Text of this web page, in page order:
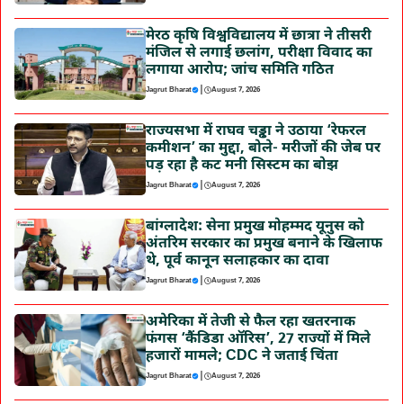
मेरठ कृषि विश्वविद्यालय में छात्रा ने तीसरी
मंजिल से लगाई छलांग, परीक्षा विवाद का
लगाया आरोप; जांच समिति गठित
Jagrut Bharat | August 7, 2026
राज्यसभा में राघव चड्ढा ने उठाया ‘रेफरल
कमीशन’ का मुद्दा, बोले- मरीजों की जेब पर
पड़ रहा है कट मनी सिस्टम का बोझ
Jagrut Bharat | August 7, 2026
बांग्लादेश: सेना प्रमुख मोहम्मद यूनुस को
अंतरिम सरकार का प्रमुख बनाने के खिलाफ
थे, पूर्व कानून सलाहकार का दावा
Jagrut Bharat | August 7, 2026
अमेरिका में तेजी से फैल रहा खतरनाक
फंगस ‘कैंडिडा ऑरिस’, 27 राज्यों में मिले
हजारों मामले; CDC ने जताई चिंता
Jagrut Bharat | August 7, 2026